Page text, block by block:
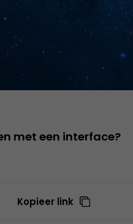
met een interface?
Kopieer link